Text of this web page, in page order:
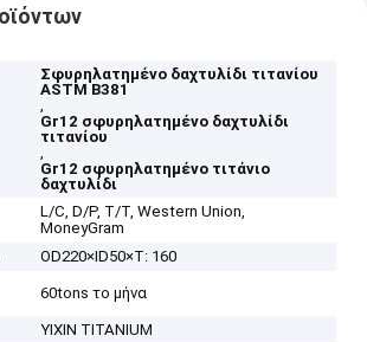
Σφυρηλατημένο δαχτυλίδι τιτανίου
ASTM B381
,
Gr12 σφυρηλατημένο δαχτυλίδι
τιτανίου
,
Gr12 σφυρηλατημένο τιτάνιο
δαχτυλίδι
L/C, D/P, T/T, Western Union,
MoneyGram
OD220×ID50×T: 160
60tons το μήνα
YIXIN TITANIUM